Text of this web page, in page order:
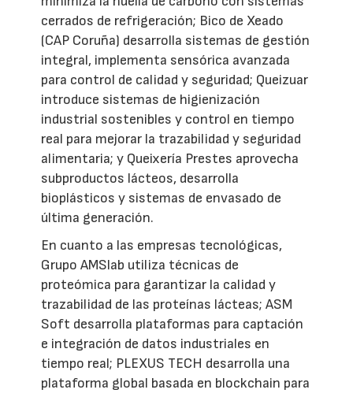
cerrados de refrigeración; Bico de Xeado
(CAP Coruña) desarrolla sistemas de gestión
integral, implementa sensórica avanzada
para control de calidad y seguridad; Queizuar
introduce sistemas de higienización
industrial sostenibles y control en tiempo
real para mejorar la trazabilidad y seguridad
alimentaria; y Queixería Prestes aprovecha
subproductos lácteos, desarrolla
bioplásticos y sistemas de envasado de
última generación.
En cuanto a las empresas tecnológicas,
Grupo AMSlab utiliza técnicas de
proteómica para garantizar la calidad y
trazabilidad de las proteínas lácteas; ASM
Soft desarrolla plataformas para captación
e integración de datos industriales en
tiempo real; PLEXUS TECH desarrolla una
plataforma global basada en blockchain para